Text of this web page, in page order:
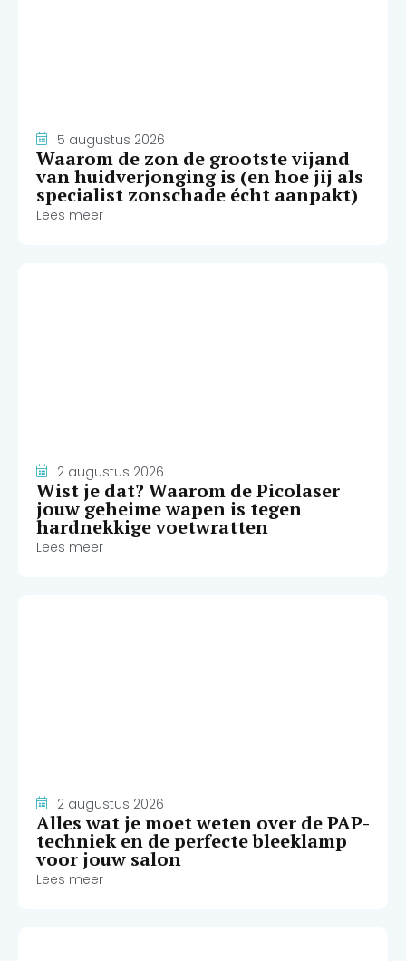
5 augustus 2026
Waarom de zon de grootste vijand
van huidverjonging is (en hoe jij als
specialist zonschade écht aanpakt)
Lees meer
2 augustus 2026
Wist je dat? Waarom de Picolaser
jouw geheime wapen is tegen
hardnekkige voetwratten
Lees meer
2 augustus 2026
Alles wat je moet weten over de PAP-
techniek en de perfecte bleeklamp
voor jouw salon
Lees meer